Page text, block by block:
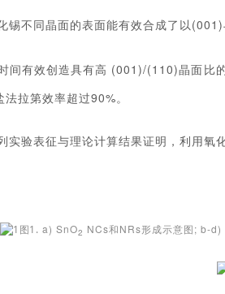
锡不同晶面的表面能有效合成了以
间有效创造具有高 (001)/(110)晶面比
拉第效率超过90%。
实验表征与理论计算结果证明，利用氧
图1. a) SnO2 NCs和NRs形成示意图; b-d)